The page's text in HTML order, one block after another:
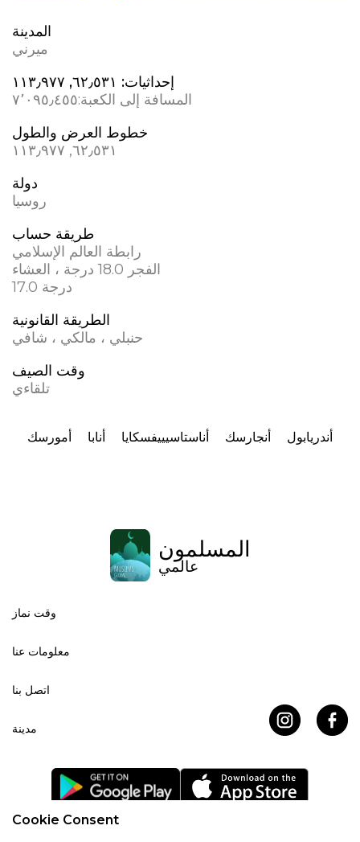
Cookie Consent
المدينة
ميرني
إحداثيات: ٦٢٫٥٣١, ١١٣٫٩٧٧
المسافة إلى الكعبة:٧٬٠٩٥٫٤٥٥
خطوط العرض والطول
٦٢٫٥٣١, ١١٣٫٩٧٧
دولة
روسيا
طريقة حساب
رابطة العالم الإسلامي
الفجر 18.0 درجة ، العشاء
17.0 درجة
الطريقة القانونية
حنبلي ، مالكي ، شافي
وقت الصيف
تلقاءي
أمورسك أنابا أناستاسيييفسكايا أنجارسك أندريابول
المسلمون
عالمي
وقت نماز
معلومات عنا
اتصل بنا
مدينة